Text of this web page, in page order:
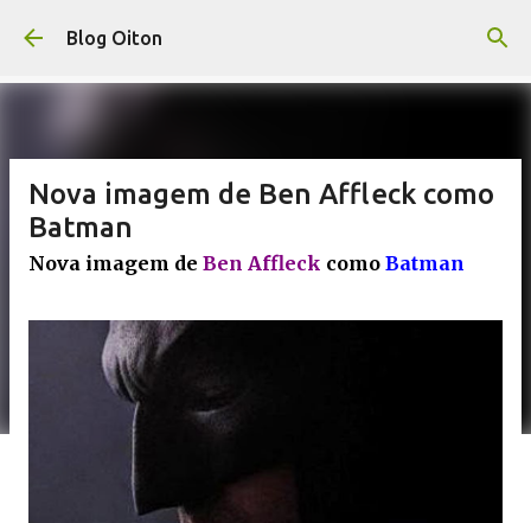
Pular para o conteúdo principal
Blog Oiton
Nova imagem de Ben Affleck como
Batman
Nova imagem de Ben Affleck como Batman